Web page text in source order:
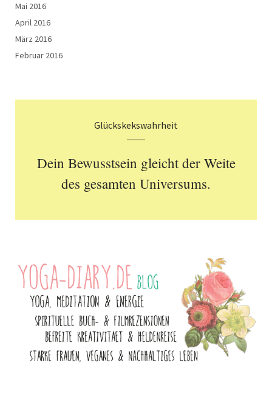
Mai 2016
April 2016
März 2016
Februar 2016
Glückskekswahrheit
Dein Bewusstsein gleicht der Weite
des gesamten Universums.